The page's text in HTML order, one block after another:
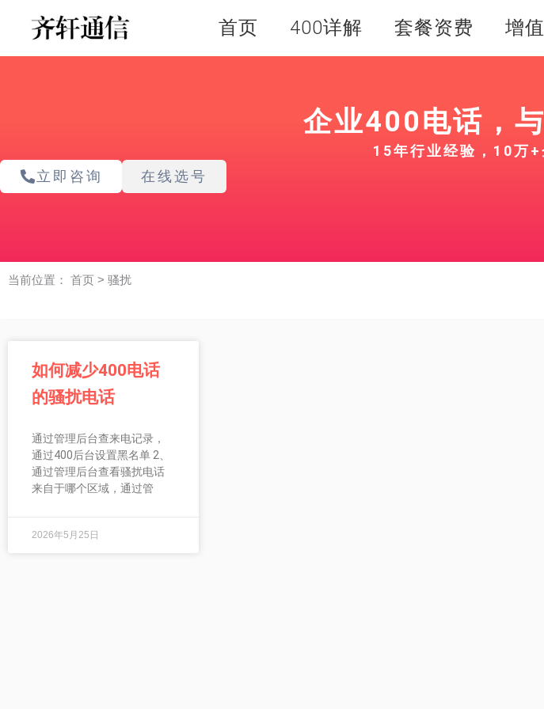
内
首页 400详解 套餐资费 增
企业400电话，
15年行业经验，10万
立即咨询
在线选号
当前位置： 首页 > 骚扰
如何减少400电话
的骚扰电话
通过管理后台查来电记录，
通过400后台设置黑名单 2、
通过管理后台查看骚扰电话
来自于哪个区域，通过管
2026年5月25日